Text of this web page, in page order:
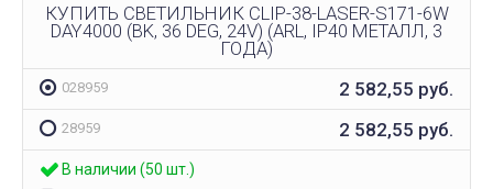
КУПИТЬ СВЕТИЛЬНИК CLIP-38-LASER-S171-6W
DAY4000 (BK, 36 DEG, 24V) (ARL, IP40 МЕТАЛЛ, 3
ГОДА)
028959 2 582,55 руб.
28959 2 582,55 руб.
В наличии (50 шт.)